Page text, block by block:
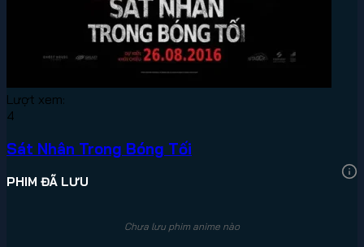
Lượt xem:
4
Sát Nhân Trong Bóng Tối
PHIM ĐÃ LƯU
Chưa lưu phim anime nào